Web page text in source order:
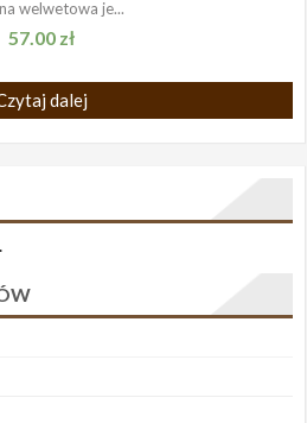
welwetowa je...
57.00 zł
dalej